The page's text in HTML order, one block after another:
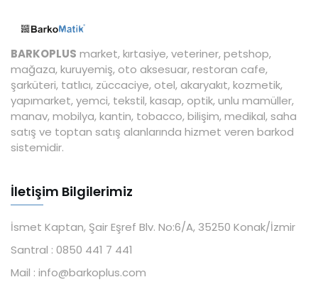
BARKOPLUS market, kırtasiye, veteriner, petshop,
mağaza, kuruyemiş, oto aksesuar, restoran cafe,
şarküteri, tatlıcı, züccaciye, otel, akaryakıt, kozmetik,
yapımarket, yemci, tekstil, kasap, optik, unlu mamüller,
manav, mobilya, kantin, tobacco, bilişim, medikal, saha
satış ve toptan satış alanlarında hizmet veren barkod
sistemidir.
İletişim Bilgilerimiz
İsmet Kaptan, Şair Eşref Blv. No:6/A, 35250 Konak/İzmir
Santral : 0850 441 7 441
Mail : info@barkoplus.com